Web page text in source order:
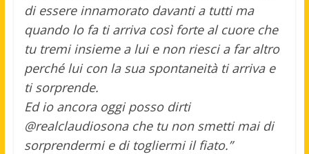
di essere innamorato davanti a tutti ma
quando lo fa ti arriva così forte al cuore che
tu tremi insieme a lui e non riesci a far altro
perché lui con la sua spontaneità ti arriva e
ti sorprende.
Ed io ancora oggi posso dirti
@realclaudiosona che tu non smetti mai di
sorprendermi e di togliermi il fiato.”